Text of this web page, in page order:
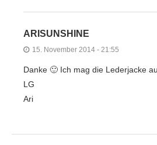
ARISUNSHINE
15. November 2014 - 21:55
Danke 🙂 Ich mag die Lederjacke
LG
Ari